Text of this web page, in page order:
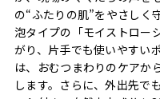
の“ふたりの肌”をやさしく
泡タイプの「モイストロー
がり、片手でも使いやすい
は、おむつまわりのケアか
します。さらに、外出先で